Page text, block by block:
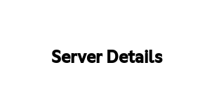
Server Details